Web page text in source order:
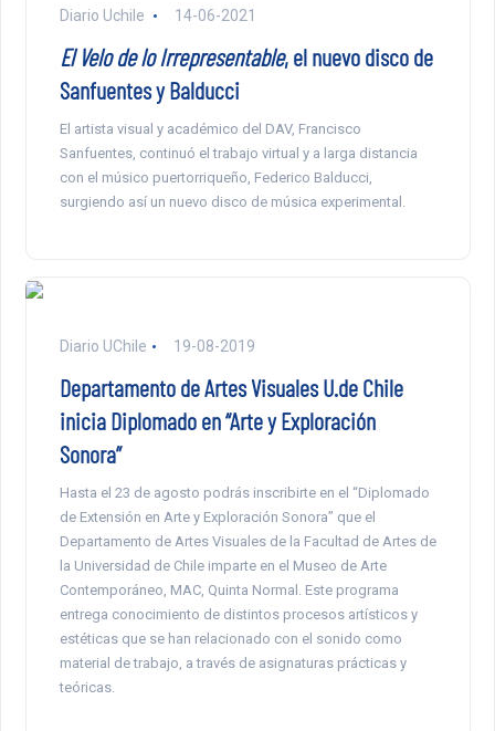
Diario Uchile 14-06-2021
El Velo de lo Irrepresentable, el nuevo disco de
Sanfuentes y Balducci
El artista visual y académico del DAV, Francisco
Sanfuentes, continuó el trabajo virtual y a larga distancia
con el músico puertorriqueño, Federico Balducci,
surgiendo así un nuevo disco de música experimental.
Diario UChile 19-08-2019
Departamento de Artes Visuales U.de Chile
inicia Diplomado en “Arte y Exploración
Sonora”
Hasta el 23 de agosto podrás inscribirte en el “Diplomado
de Extensión en Arte y Exploración Sonora” que el
Departamento de Artes Visuales de la Facultad de Artes de
la Universidad de Chile imparte en el Museo de Arte
Contemporáneo, MAC, Quinta Normal. Este programa
entrega conocimiento de distintos procesos artísticos y
estéticas que se han relacionado con el sonido como
material de trabajo, a través de asignaturas prácticas y
teóricas.